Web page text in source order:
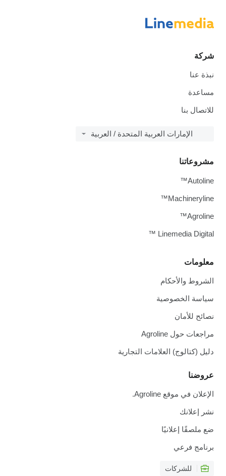
شركة
نبذة عنا
مساعدة
للاتصال بنا
الإمارات العربية المتحدة / العربية
معلومات
الشروط والأحكام
سياسة الخصوصية
نصائح للأمان
مراجعات حول Agroline
دليل (كتالوج) العلامات التجارية
عروضنا
الإعلان في موقع Agroline.
نشر إعلانك
ضع ملصقًا إعلانيًا
برنامج فرعي
للشركات
مشروعاتنا
Autoline™
Machineryline™
Agroline™
Linemedia Digital ™